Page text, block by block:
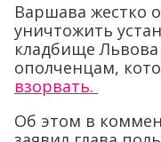
Варшава жестко
уничтожить
кладбище
ополченцам,
взорвать.
Об этом в